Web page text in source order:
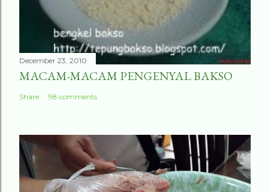
December 23, 2010
MACAM-MACAM PENGENYAL BAKSO
Share 98 comments